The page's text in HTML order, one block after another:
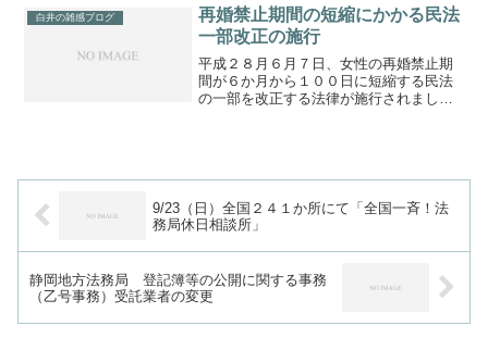
登録すべき事項等）第３７条 司法書士
名簿には、次に掲げ...
白井の雑感ブログ
再婚禁止期間の短縮にかかる民法
一部改正の施行
平成２８月６月７日、女性の再婚禁止期
間が６か月から１００日に短縮する民法
の一部を改正する法律が施行されまし
9/23（日）全国２４１か所にて「全国一斉！法
務局休日相談所」
静岡地方法務局 登記簿等の公開に関する事務
（乙号事務）受託業者の変更